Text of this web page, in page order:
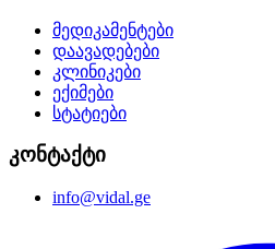
მედიკამენტები
დაავადებები
კლინიკები
ექიმები
სტატიები
კონტაქტი
info@vidal.ge